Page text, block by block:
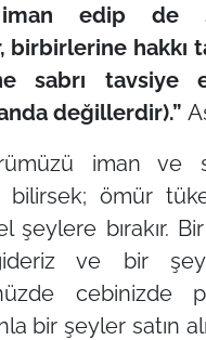
iman edip de
birbirlerine hakkı
sabrı tavsiye
değillerdir).”
iman ve
bilirsek; ömür
şeylere bırakır.
ve bir
cebinizde
bir şeyler satın